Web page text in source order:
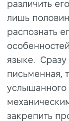
различить
лишь
распознать
языке. Сразу
письменная,
услышанного
закрепить